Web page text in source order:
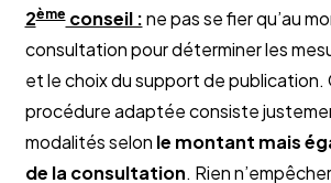
2èmeconseil :ne pas se fier qu’au
consultation pour déterminer les
et le choix du support de publication.
procédure adaptée consiste
modalités selon le montant mais
de la consultation. Rien